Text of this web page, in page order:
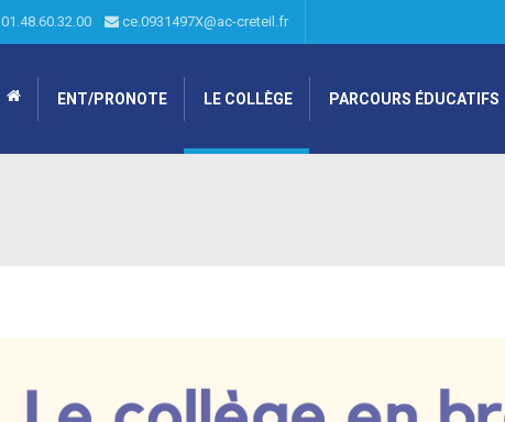
01.48.60.32.00 ce.0931497X@ac-creteil.fr
ENT/PRONOTE LE COLLÈGE PARCOURS ÉDUCATIFS